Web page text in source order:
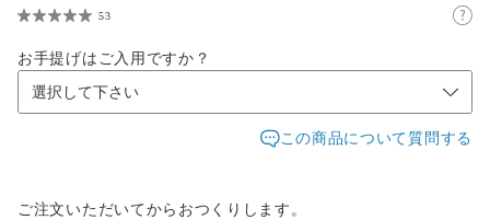
53
お手提げはご入用ですか？
この商品について質問する
ご注文いただいてからおつくりします。